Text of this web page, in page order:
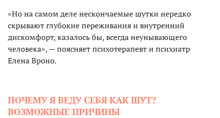
«Но на самом деле нескончаемые шутки нередко
скрывают глубокие переживания и внутренний
дискомфорт, казалось бы, всегда неунывающего
человека», — поясняет психотерапевт и психиатр
Елена Вроно.
ПОЧЕМУ Я ВЕДУ СЕБЯ КАК ШУТ?
ВОЗМОЖНЫЕ ПРИЧИНЫ